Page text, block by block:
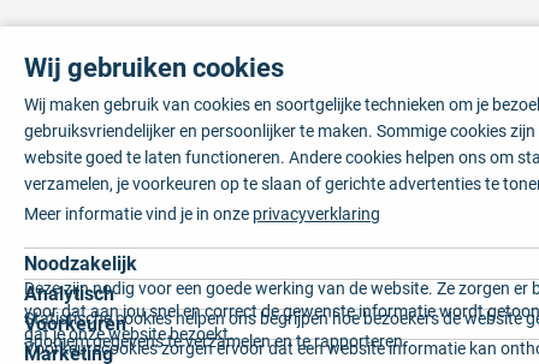
Wij gebruiken cookies
Wij maken gebruik van cookies en soortgelijke technieken om je
gebruiksvriendelijker en persoonlijker te maken. Sommige cookies
website goed te laten functioneren. Andere cookies helpen ons om
verzamelen, je voorkeuren op te slaan of gerichte advertenties te
Meer informatie vind je in onze privacyverklaring
Noodzakelijk
Deze zijn nodig voor een goede werking van de website. Ze zorgen er
voor dat aan jou snel en correct de gewenste informatie wordt
dat je onze website bezoekt.
Analytisch
Statistische cookies helpen ons begrijpen hoe bezoekers de website
anoniem gegevens te verzamelen en te rapporteren.
Voorkeuren
Voorkeurscookies zorgen ervoor dat een website informatie kan
Marketing